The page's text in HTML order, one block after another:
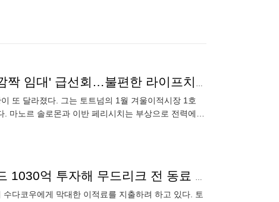
"베르너, 계륵 맞네" 토트넘, 완전 영입 아닌 2번째 '깜짝 임대' 급선회…불편한 라이프치히
또 달라졌다. 그는 토트넘의 1월 겨울이적시장 1호
마노르 솔로몬과 이반 페리시치는 부상으로 전력에서
첼시의 우크라이나 호날두 사례 잊었나? 클럽 레코드 1030억 투자해 무드리크 전 동료 영입하려는 토트넘
다코우에게 막대한 이적료를 지출하려 하고 있다. 토